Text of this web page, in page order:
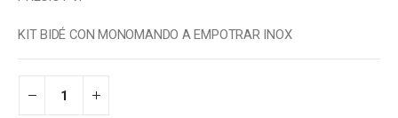
KIT BIDÉ CON MONOMANDO A EMPOTRAR INOX